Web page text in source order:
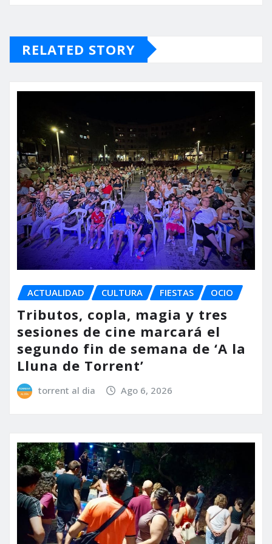
RELATED STORY
ACTUALIDAD CULTURA FIESTAS OCIO
Tributos, copla, magia y tres
sesiones de cine marcará el
segundo fin de semana de ‘A la
Lluna de Torrent’
torrent al dia Ago 6, 2026